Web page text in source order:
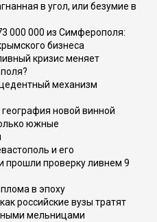
в угол, или безумие в
000 000 из Симферополя:
бизнеса
кризис меняет
механизм
новой винной
южные
и его
прошли проверку ливнем 9
в эпоху
российские вузы тратят
мельницами